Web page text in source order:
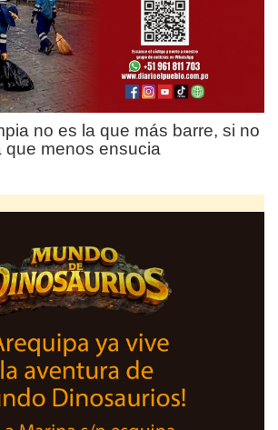
no es la que más barre, si no
que menos ensucia